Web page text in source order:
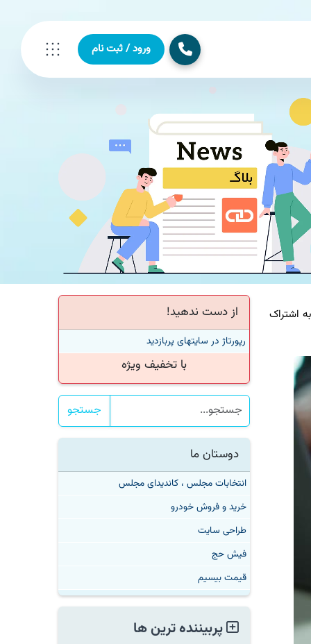
ورود / ثبت نام
اشتراک
از دست ندهید!
رپورتاژ در سایتهای پربازدید
با تخفیف ویژه
جستجو
دوستان ما
انتخابات مجلس ، کاندیدای مجلس
خرید و فروش خودرو
طراحی سایت
فیش حج
قیمت بیسیم
پربیننده ترین ها